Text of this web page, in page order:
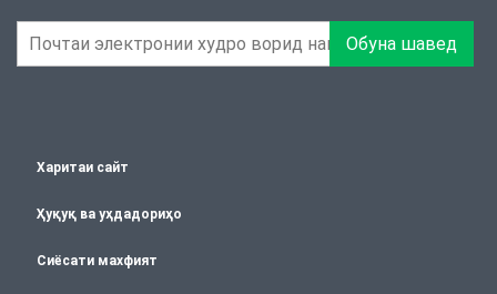
Обуна шавед
Харитаи сайт
Ҳуқуқ ва уҳдадориҳо
Сиёсати махфият